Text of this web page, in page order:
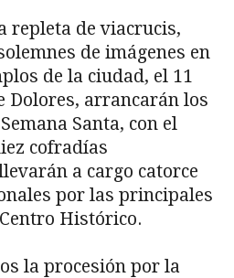
repleta de viacrucis,
de imágenes en
de la ciudad, el 11
Dolores, arrancarán los
Santa, con el
cofradías
a cargo catorce
por las principales
Histórico.
la procesión por la